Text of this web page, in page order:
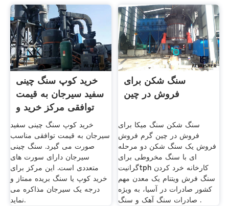
خرید کوپ سنگ چینی
سفید سیرجان به قیمت
توافقی مرکز خريد و
خرید کوپ سنگ چینی سفید
سیرجان به قیمت توافقی مناسب
صورت می گیرد. سنگ چینی
سیرجان دارای سورت های
متعددی است. این مرکز برای
خرید کوپ یا سنگ بریده ممتاز و
درجه یک سیرجان مذاکره می
نماید.
سنگ شکن برای
فروش در چین
سنگ شکن سنگ میکا برای
فروش در چین گرم فروش
فروش یک سنگ شکن دو مرحله
ای با سنگ مخروطی برای
گرانیتtph کارخانه خرد کردن
سنگ فرش ویتنام یک معدن مهم
کشور صادرات در آسیا، به ویژه
صادرات سنگ آهک و سنگ .